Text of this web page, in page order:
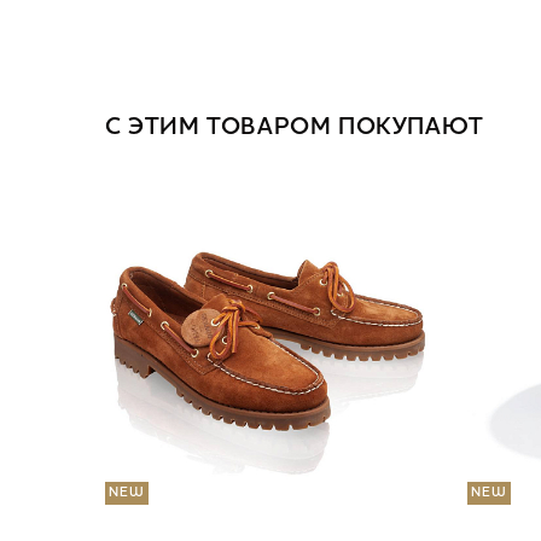
С ЭТИМ ТОВАРОМ ПОКУПАЮТ
NEW NEW